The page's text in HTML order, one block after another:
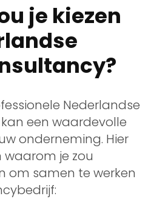
je kiezen
Nederlandse
een waardevolle
onderneming. Hier
waarom je zou
om samen te werken